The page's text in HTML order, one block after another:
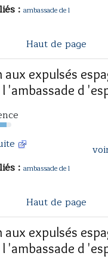
: ambassade de l
Haut de page
aux expulsés
'ambassade d
: ambassade de l
Haut de page
aux expulsés
'ambassade d